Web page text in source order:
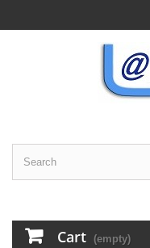
Cart (empty)